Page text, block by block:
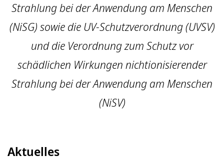
Strahlung bei der Anwendung am Menschen
(NiSG) sowie die UV-Schutzverordnung (UVSV)
und die Verordnung zum Schutz vor
schädlichen Wirkungen nichtionisierender
Strahlung bei der Anwendung am Menschen
(NiSV)
Aktuelles